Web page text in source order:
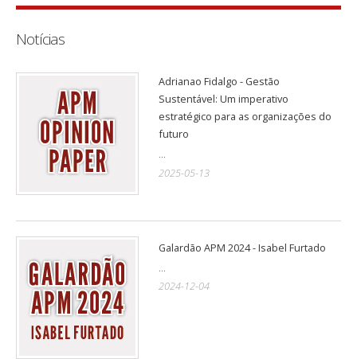
Notícias
Adrianao Fidalgo - Gestão
Sustentável: Um imperativo
estratégico para as organizações do
futuro
...
2025-05-13
Galardão APM 2024 - Isabel Furtado
...
2024-12-04